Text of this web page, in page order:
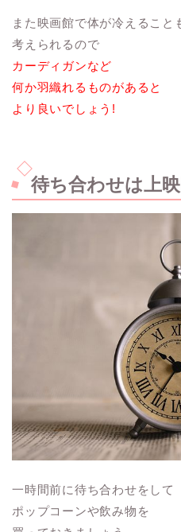
また映画館で体が冷えること
考えられるので
カーディガンなど
何か羽織れるものがあると
より良いでしょう!
待ち合わせは上
一時間前に待ち合わせをして
ポップコーンや飲み物を